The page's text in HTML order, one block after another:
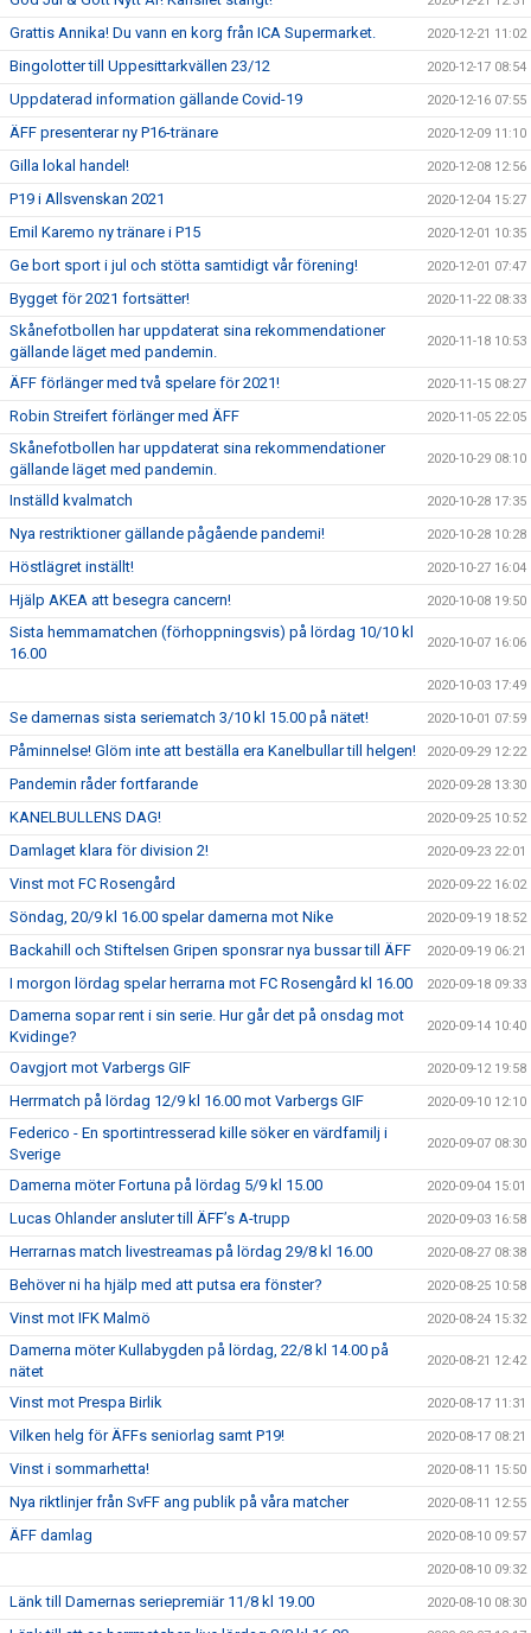
Grattis Annika! Du vann en korg från ICA Supermarket. 2020-12-21 11:02
Bingolotter till Uppesittarkvällen 23/12 2020-12-17 08:54
Uppdaterad information gällande Covid-19 2020-12-16 07:55
ÄFF presenterar ny P16-tränare 2020-12-09 11:10
Gilla lokal handel! 2020-12-08 12:56
P19 i Allsvenskan 2021 2020-12-04 15:27
Emil Karemo ny tränare i P15 2020-12-01 10:35
Ge bort sport i jul och stötta samtidigt vår förening! 2020-12-01 07:47
Bygget för 2021 fortsätter! 2020-11-22 08:33
Skånefotbollen har uppdaterat sina rekommendationer
gällande läget med pandemin.
2020-11-18 10:53
ÄFF förlänger med två spelare för 2021! 2020-11-15 08:27
Robin Streifert förlänger med ÄFF 2020-11-05 22:05
Skånefotbollen har uppdaterat sina rekommendationer
gällande läget med pandemin.
2020-10-29 08:10
Inställd kvalmatch 2020-10-28 17:35
Nya restriktioner gällande pågående pandemi! 2020-10-28 10:28
Höstlägret inställt! 2020-10-27 16:04
Hjälp AKEA att besegra cancern! 2020-10-08 19:50
Sista hemmamatchen (förhoppningsvis) på lördag 10/10 kl
16.00
2020-10-07 16:06
2020-10-03 17:49
Se damernas sista seriematch 3/10 kl 15.00 på nätet! 2020-10-01 07:59
Påminnelse! Glöm inte att beställa era Kanelbullar till helgen! 2020-09-29 12:22
Pandemin råder fortfarande 2020-09-28 13:30
KANELBULLENS DAG! 2020-09-25 10:52
Damlaget klara för division 2! 2020-09-23 22:01
Vinst mot FC Rosengård 2020-09-22 16:02
Söndag, 20/9 kl 16.00 spelar damerna mot Nike 2020-09-19 18:52
Backahill och Stiftelsen Gripen sponsrar nya bussar till ÄFF 2020-09-19 06:21
I morgon lördag spelar herrarna mot FC Rosengård kl 16.00 2020-09-18 09:33
Damerna sopar rent i sin serie. Hur går det på onsdag mot
Kvidinge?
2020-09-14 10:40
Oavgjort mot Varbergs GIF 2020-09-12 19:58
Herrmatch på lördag 12/9 kl 16.00 mot Varbergs GIF 2020-09-10 12:10
Federico - En sportintresserad kille söker en värdfamilj i
Sverige
2020-09-07 08:30
Damerna möter Fortuna på lördag 5/9 kl 15.00 2020-09-04 15:01
Lucas Ohlander ansluter till ÄFF’s A-trupp 2020-09-03 16:58
Herrarnas match livestreamas på lördag 29/8 kl 16.00 2020-08-27 08:38
Behöver ni ha hjälp med att putsa era fönster? 2020-08-25 10:58
Vinst mot IFK Malmö 2020-08-24 15:32
Damerna möter Kullabygden på lördag, 22/8 kl 14.00 på
nätet
2020-08-21 12:42
Vinst mot Prespa Birlik 2020-08-17 11:31
Vilken helg för ÄFFs seniorlag samt P19! 2020-08-17 08:21
Vinst i sommarhetta! 2020-08-11 15:50
Nya riktlinjer från SvFF ang publik på våra matcher 2020-08-11 12:55
ÄFF damlag 2020-08-10 09:57
2020-08-10 09:32
Länk till Damernas seriepremiär 11/8 kl 19.00 2020-08-10 08:30